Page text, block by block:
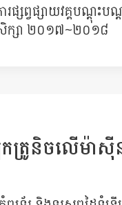
រ​ផ្សព្វ​ផ្សាយ​វគ្គ​បណ្តុ
ក្សា​ ២០១៧​~២០១៨
ត្រូ​និ​ច​លើ​ម៉ា